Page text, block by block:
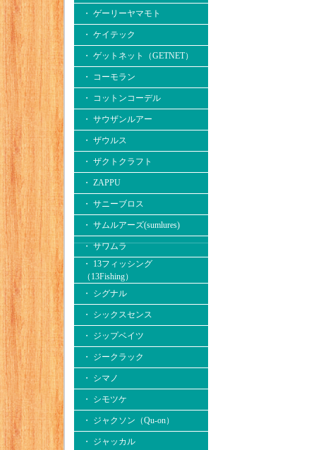
・ ゲーリーヤマモト
・ ケイテック
・ ゲットネット（GETNET）
・ コーモラン
・ コットンコーデル
・ サウザンルアー
・ ザウルス
・ ザクトクラフト
・ ZAPPU
・ サニーブロス
・ サムルアーズ(sumlures)
・ サワムラ
・ 13フィッシング
（13Fishing）
・ シグナル
・ シックスセンス
・ ジップベイツ
・ ジークラック
・ シマノ
・ シモツケ
・ ジャクソン（Qu-on）
・ ジャッカル